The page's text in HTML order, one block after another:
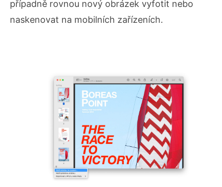
případně rovnou nový obrázek vyfotit nebo
naskenovat na mobilních zařízeních.